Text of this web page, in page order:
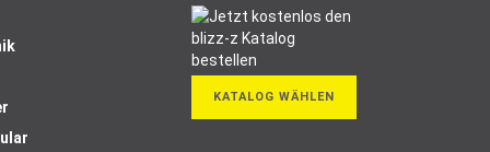
KATALOG WÄHLEN